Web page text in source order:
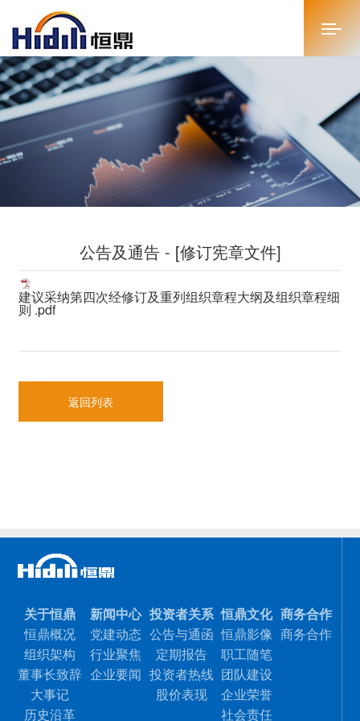
首页
关于恒鼎
新闻中心
恒鼎文化
商务合作
公告及通告 - [修订宪章文件]
建议采纳第四次经修订及重列组织章程大纲及组织章程细
则 .pdf
返回列表
关于恒鼎
恒鼎概况
组织架构
董事长致辞
大事记
历史沿革
新闻中心
党建动态
行业聚焦
企业要闻
投资者关系
公告与通函
定期报告
投资者热线
股价表现
恒鼎文化
恒鼎影像
职工随笔
团队建设
企业荣誉
社会责任
商务合作
商务合作